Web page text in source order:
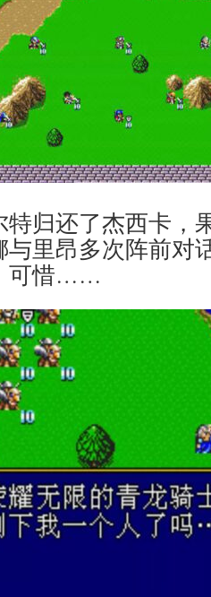
特归还了杰西卡，
与里昂多次阵前对
可惜……